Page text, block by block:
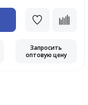
Запросить
оптовую цену